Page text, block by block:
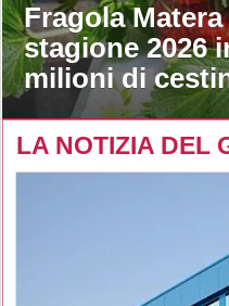
Fragola
stagione 2026
milioni di
LA NOTIZIA DEL